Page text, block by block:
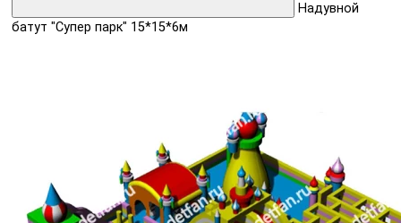
Надувной
батут "Супер парк" 15*15*6м